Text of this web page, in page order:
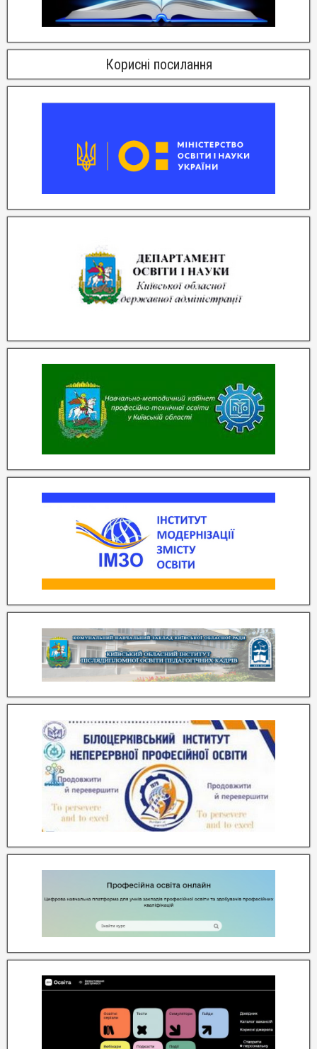
Корисні посилання